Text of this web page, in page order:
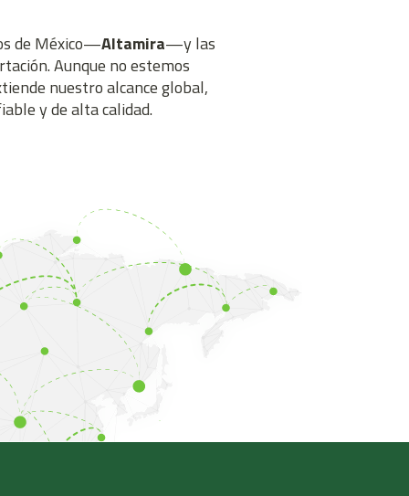
de México—Altamira—y las
Aunque no estemos
nuestro alcance global,
y de alta calidad.